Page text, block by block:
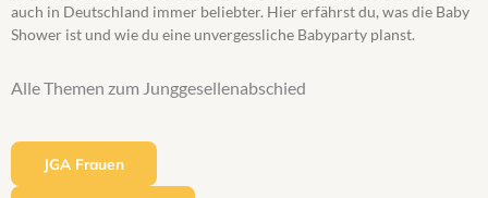
auch in Deutschland immer beliebter. Hier erfährst du, was die Baby
Shower ist und wie du eine unvergessliche Babyparty planst.
Alle Themen zum Junggesellenabschied
JGA Frauen